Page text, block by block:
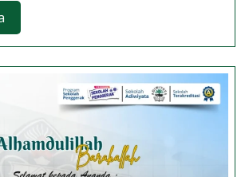
Tingkat
Kabupaten